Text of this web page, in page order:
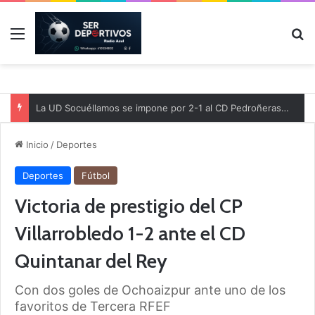
Menú
La UD Socuéllamos se impone por 2-1 al CD Pedroñeras en un partido benéfico a favor de Protección Civil
Inicio / Deportes
Deportes Fútbol
Victoria de prestigio del CP
Villarrobledo 1-2 ante el CD
Quintanar del Rey
Con dos goles de Ochoaizpur ante uno de los
favoritos de Tercera RFEF